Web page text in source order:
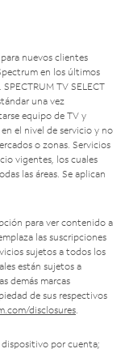
nuevos clientes
en los últimos
TV SELECT
una vez
equipo de TV y
el nivel de servicio y no
o zonas. Servicios
vigentes, los cuales
las áreas. Se aplican
para ver contenido a
las suscripciones
sujetos a todos los
están sujetos a
demás marcas
de sus respectivos
disclosures.
dispositivo por cuenta;